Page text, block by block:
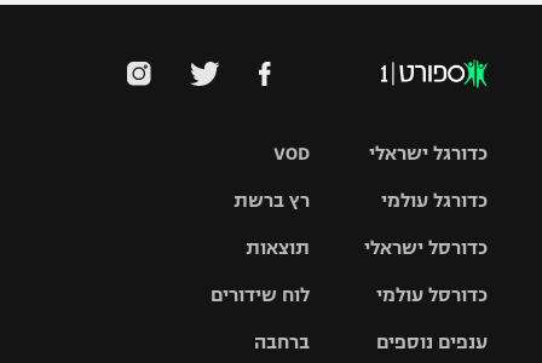
המגזין
VOD
רץ ברשת
תוצאות
לוח שידורים
ברחבה
כדורגל ישראלי
גביע הטוטו
כדורגל עולמי
האלופות
ליגה
כדורסל ישראלי
סל
כדורסל עולמי
ענפים נוספים